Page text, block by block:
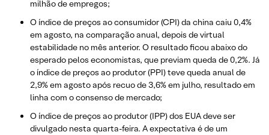
milhão de empregos;
O índice de preços ao consumidor (CPI) da china caiu 0,4%
em agosto, na comparação anual, depois de virtual
estabilidade no mês anterior. O resultado ficou abaixo do
esperado pelos economistas, que previam queda de 0,2%. Já
o índice de preços ao produtor (PPI) teve queda anual de
2,9% em agosto após recuo de 3,6% em julho, resultado em
linha com o consenso de mercado;
O índice de preços ao produtor (IPP) dos EUA deve ser
divulgado nesta quarta-feira. A expectativa é de um